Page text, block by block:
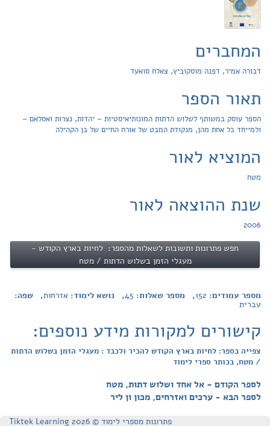
המחברים
דבורה אמיר, דפנה מוסקוביץ, צאלח סואעד
תאור הספר
הספר עוסק במשותף לשלוש הדתות המונותיאיסטיות – יהדות, נצרות ואסלאם –
ולמייחד כל אחת מהן, מנקודת המבט של אורח החיים של בן הקהילה
המוציא לאור
מטח
שנת ההוצאה לאור
2006
חפש פתרונות ותשובות לשאלות מהספר: לחיות בארץ הקודש -
מעגלי הזמן בשלוש הדתות / מטח
מספר עמודים: 152, מספר שאלות: 45, נושא לימוד: אזרחות, שפה:
עברית
קישורים למקורות מידע נוספים:
צפייה בספר: לחיות בארץ הקודש להכיר ולכבד : מעגלי הזמן בשלוש הדתות
/ מטח, בכותר ספרי לימוד
לספר הקודם - אל אחד ושלוש דתות, מטח
לספר הבא - ערכים ואזרחים, מכון ון ליר
פתרונות מספרי לימוד © Tiktek Learning 2026